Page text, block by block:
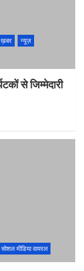
ख़बर
न्यूज़
से जिम्मेदारी
सोशल मीडिया वायरल